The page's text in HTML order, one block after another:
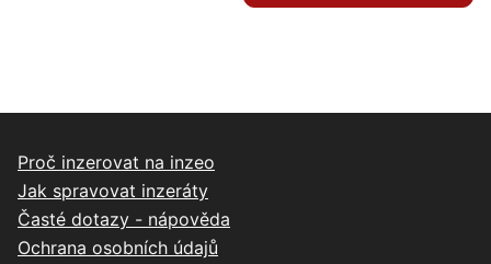
Proč inzerovat na inzeo
Jak spravovat inzeráty
Časté dotazy - nápověda
Ochrana osobních údajů